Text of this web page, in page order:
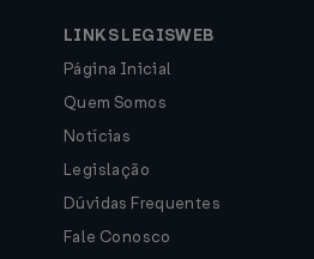
LINKS LEGISWEB
Página Inicial
Quem Somos
Notícias
Legislação
Dúvidas Frequentes
Fale Conosco